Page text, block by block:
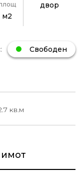
м2
двор
Свободен
кв.м
имот